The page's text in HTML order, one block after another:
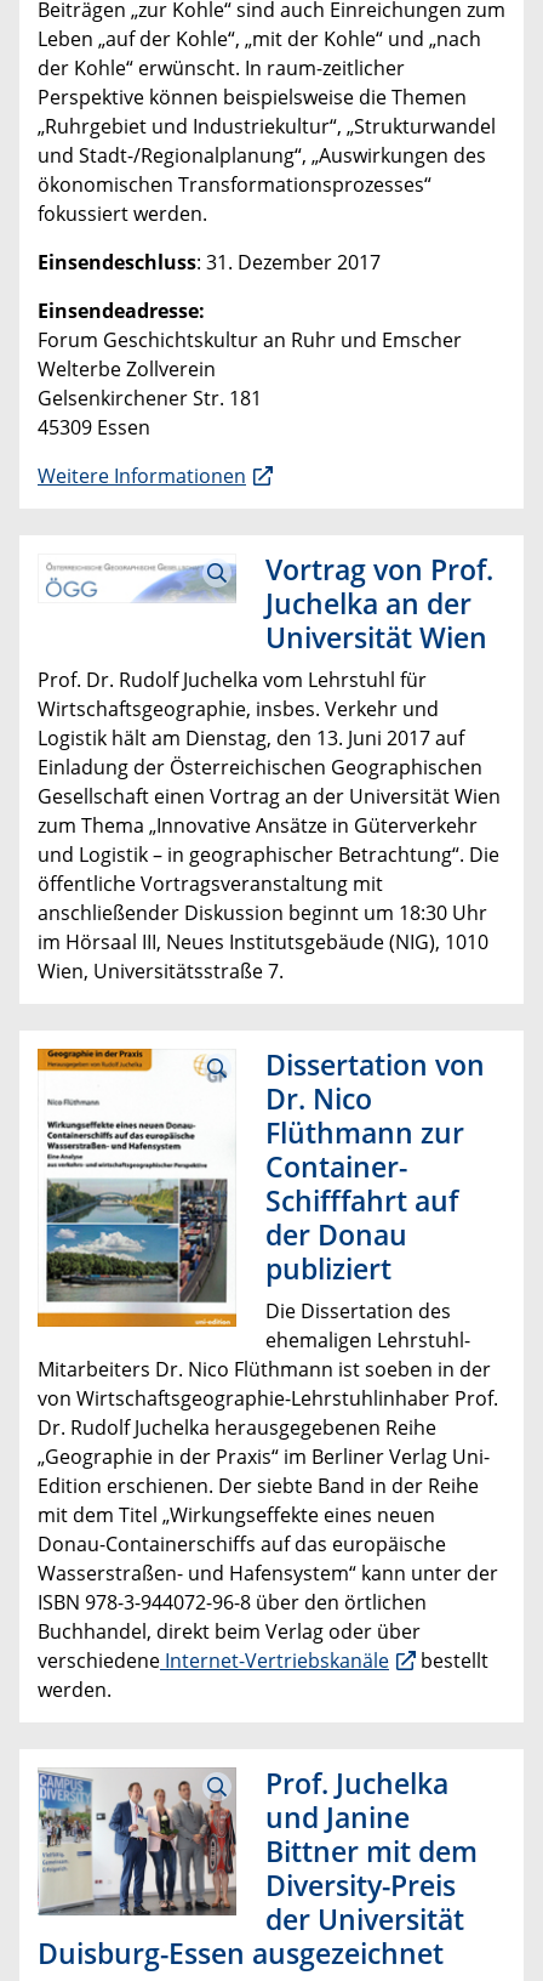
Beiträgen „zur Kohle“ sind auch Einreichungen zum
Leben „auf der Kohle“, „mit der Kohle“ und „nach
der Kohle“ erwünscht. In raum-zeitlicher
Perspektive können beispielsweise die Themen
„Ruhrgebiet und Industriekultur“, „Strukturwandel
und Stadt-/Regionalplanung“, „Auswirkungen des
ökonomischen Transformationsprozesses“
fokussiert werden.
Einsendeschluss: 31. Dezember 2017
Einsendeadresse:
Forum Geschichtskultur an Ruhr und Emscher
Welterbe Zollverein
Gelsenkirchener Str. 181
45309 Essen
Weitere Informationen
Vortrag von Prof.
Juchelka an der
Universität Wien
Prof. Dr. Rudolf Juchelka vom Lehrstuhl für
Wirtschaftsgeographie, insbes. Verkehr und
Logistik hält am Dienstag, den 13. Juni 2017 auf
Einladung der Österreichischen Geographischen
Gesellschaft einen Vortrag an der Universität Wien
zum Thema „Innovative Ansätze in Güterverkehr
und Logistik – in geographischer Betrachtung“. Die
öffentliche Vortragsveranstaltung mit
anschließender Diskussion beginnt um 18:30 Uhr
im Hörsaal III, Neues Institutsgebäude (NIG), 1010
Wien, Universitätsstraße 7.
Dissertation von
Dr. Nico
Flüthmann zur
Container-
Schifffahrt auf
der Donau
publiziert
Die Dissertation des
ehemaligen Lehrstuhl-
Mitarbeiters Dr. Nico Flüthmann ist soeben in der
von Wirtschaftsgeographie-Lehrstuhlinhaber Prof.
Dr. Rudolf Juchelka herausgegebenen Reihe
„Geographie in der Praxis“ im Berliner Verlag Uni-
Edition erschienen. Der siebte Band in der Reihe
mit dem Titel „Wirkungseffekte eines neuen
Donau-Containerschiffs auf das europäische
Wasserstraßen- und Hafensystem“ kann unter der
ISBN 978-3-944072-96-8 über den örtlichen
Buchhandel, direkt beim Verlag oder über
verschiedene Internet-Vertriebskanäle
bestellt
werden.
Prof. Juchelka
und Janine
Bittner mit dem
Diversity-Preis
der Universität
Duisburg-Essen ausgezeichnet